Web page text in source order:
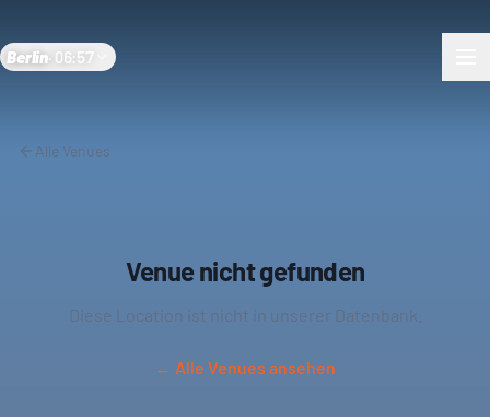
Berlin 06:57
Alle Venues
Venue nicht gefunden
Diese Location ist nicht in unserer Datenbank.
← Alle Venues ansehen